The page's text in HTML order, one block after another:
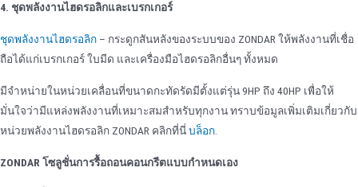
4. ชุดพลังงานไฮดรอลิกและเบรกเกอร์
ชุดพลังงานไฮดรอลิก – กระดูกสันหลังของระบบของ ZONDAR ให้พลังงานที่เชื่อ
ถือได้แก่เบรกเกอร์ ใบมีด และเครื่องมือไฮดรอลิกอื่นๆ ทั้งหมด
มีจําหน่ายในหน่วยเคลื่อนที่ขนาดกะทัดรัดมีตั้งแต่รุ่น 9HP ถึง 40HP เพื่อให้
มั่นใจว่ามีแหล่งพลังงานที่เหมาะสมสําหรับทุกงาน ทราบข้อมูลเพิ่มเติมเกี่ยวกับ
หน่วยพลังงานไฮดรอลิก ZONDAR คลิกที่นี่บล็อก.
ZONDAR โซลูชั่นการรื้อถอนคอนกรีตแบบกําหนดเอง